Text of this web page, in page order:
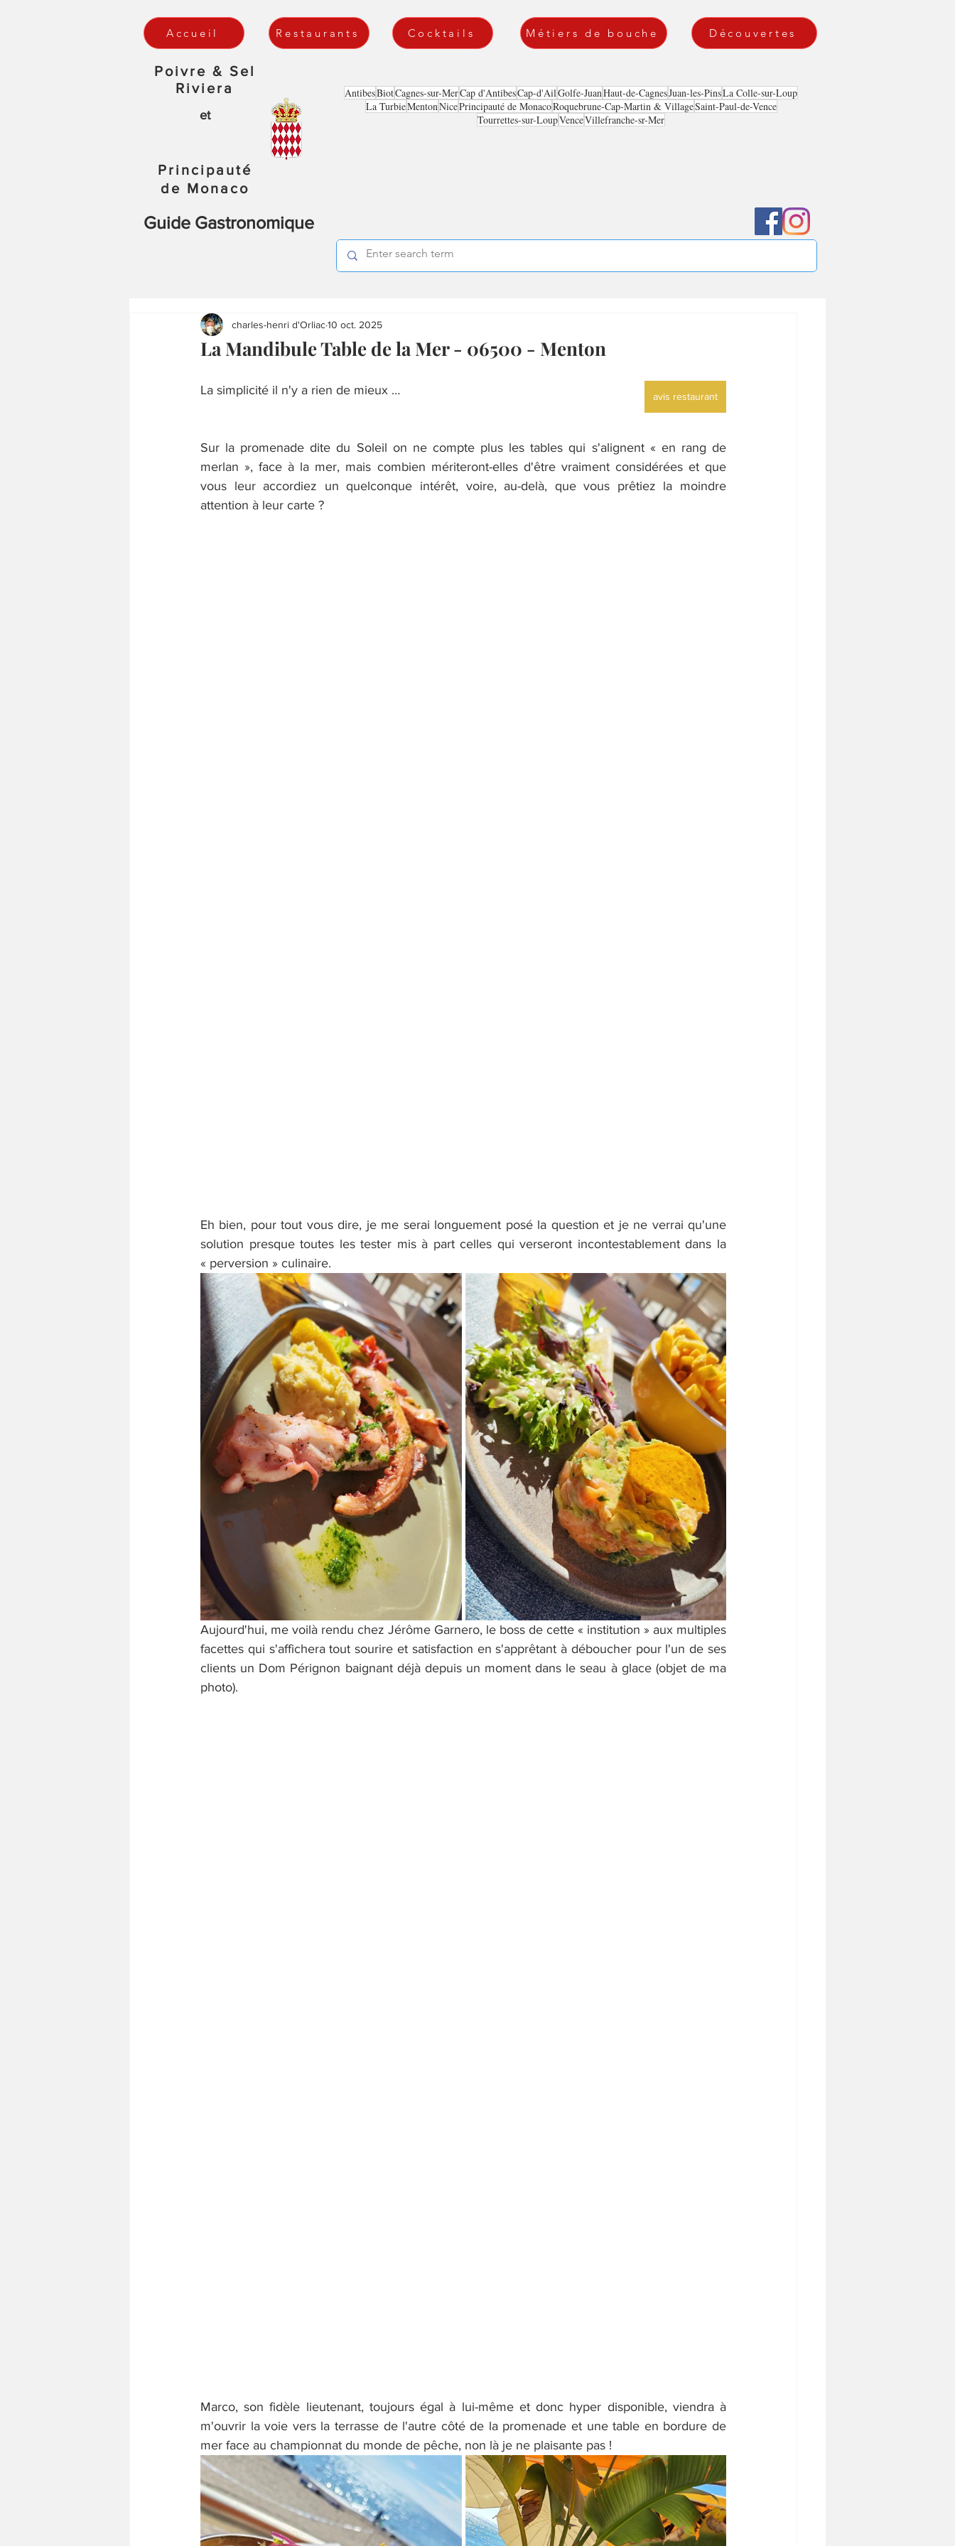
Accueil Restaurants Cocktails Métiers de bouche Découvertes
Poivre & Sel
Riviera
et
Principauté
de Monaco
Guide Gastronomique
AntibesBiotCagnes-sur-MerCap d'AntibesCap-d'AilGolfe-JuanHaut-de-CagnesJuan-les-PinsLa Colle-sur-Loup
La TurbieMentonNicePrincipauté de MonacoRoquebrune-Cap-Martin & VillageSaint-Paul-de-Vence
Tourrettes-sur-LoupVenceVillefranche-sr-Mer
La Mandibule Table de la Mer - 06500 - Menton
charles-henri d'Orliac10 oct. 2025
avis restaurant
La simplicité il n'y a rien de mieux …
Sur la promenade dite du Soleil on ne compte plus les tables qui s'alignent « en rang de
merlan », face à la mer, mais combien mériteront-elles d'être vraiment considérées et que
vous leur accordiez un quelconque intérêt, voire, au-delà, que vous prêtiez la moindre
attention à leur carte ?
Eh bien, pour tout vous dire, je me serai longuement posé la question et je ne verrai qu'une
solution presque toutes les tester mis à part celles qui verseront incontestablement dans la
« perversion » culinaire.
Aujourd'hui, me voilà rendu chez Jérôme Garnero, le boss de cette « institution » aux multiples
facettes qui s'affichera tout sourire et satisfaction en s'apprêtant à déboucher pour l'un de ses
clients un Dom Pérignon baignant déjà depuis un moment dans le seau à glace (objet de ma
photo).
Marco, son fidèle lieutenant, toujours égal à lui-même et donc hyper disponible, viendra à
m'ouvrir la voie vers la terrasse de l'autre côté de la promenade et une table en bordure de
mer face au championnat du monde de pêche, non là je ne plaisante pas !